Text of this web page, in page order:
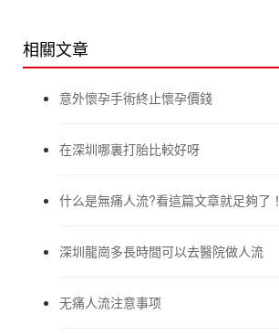
相關文章
意外懷孕手術終止懷孕價錢
在深圳哪裏打胎比較好呀
什么是無痛人流?看這篇文章就足夠了！
深圳龍崗多長時間可以去醫院做人流
无痛人流注意事项